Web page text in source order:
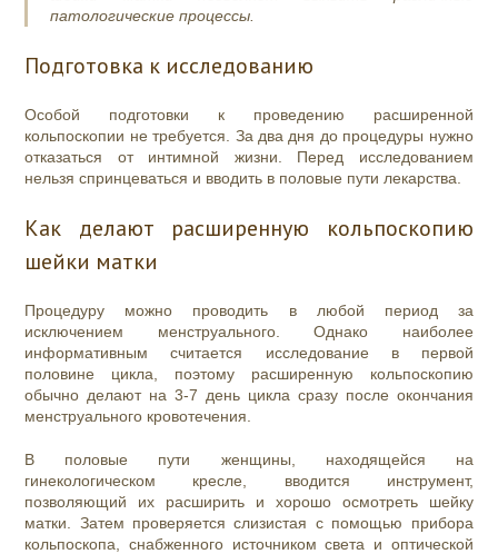
патологические процессы.
Подготовка к исследованию
Особой подготовки к проведению расширенной
кольпоскопии не требуется. За два дня до процедуры нужно
отказаться от интимной жизни. Перед исследованием
нельзя спринцеваться и вводить в половые пути лекарства.
Как делают расширенную кольпоскопию
шейки матки
Процедуру можно проводить в любой период за
исключением менструального. Однако наиболее
информативным считается исследование в первой
половине цикла, поэтому расширенную кольпоскопию
обычно делают на 3-7 день цикла сразу после окончания
менструального кровотечения.
В половые пути женщины, находящейся на
гинекологическом кресле, вводится инструмент,
позволяющий их расширить и хорошо осмотреть шейку
матки. Затем проверяется слизистая с помощью прибора
кольпоскопа, снабженного источником света и оптической